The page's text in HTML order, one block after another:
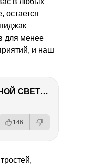
остается
для менее
и наш
МОЩНЫЙ ЦВЕТНОЙ СВЕТ – NANLITE FC-500C
146